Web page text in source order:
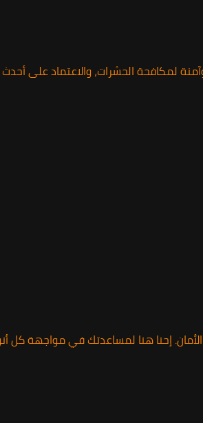
لمكافحة الحشرات، والاعتماد على أحدث
إحنا هنا لمساعدتك في مواجهة كل